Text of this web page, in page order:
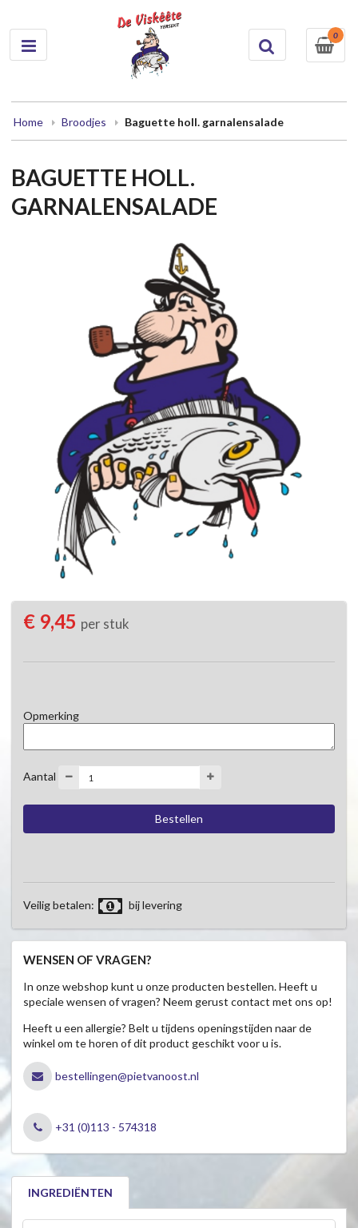
0
Home Broodjes Baguette holl. garnalensalade
BAGUETTE HOLL.
GARNALENSALADE
€ 9,45 per stuk
Opmerking
Aantal
Veilig betalen: bij levering
WENSEN OF VRAGEN?
In onze webshop kunt u onze producten bestellen. Heeft u
speciale wensen of vragen? Neem gerust contact met ons op!
Heeft u een allergie? Belt u tijdens openingstijden naar de
winkel om te horen of dit product geschikt voor u is.
bestellingen@pietvanoost.nl
+31 (0)113 - 574318
INGREDIËNTEN